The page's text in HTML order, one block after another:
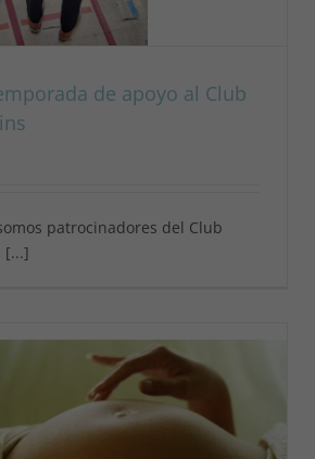
de apoyo al Club
patrocinadores del Club
[...]